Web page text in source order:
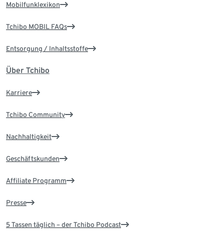
Mobilfunklexikon
Tchibo MOBIL FAQs
Entsorgung / Inhaltsstoffe
Über Tchibo
Karriere
Tchibo Community
Nachhaltigkeit
Geschäftskunden
Affiliate Programm
Presse
5 Tassen täglich – der Tchibo Podcast